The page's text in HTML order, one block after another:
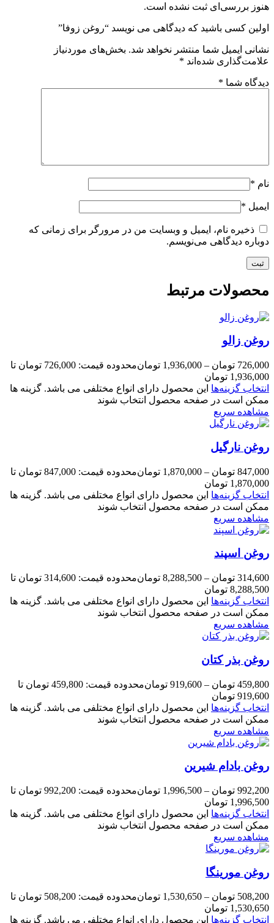
هنوز بررسی‌ای ثبت نشده است.
اولین کسی باشید که دیدگاهی می نویسد “روغن زوفا”
نشانی ایمیل شما منتشر نخواهد شد. بخش‌های موردنیاز
علامت‌گذاری شده‌اند *
دیدگاه شما *
نام *
ایمیل *
ذخیره نام، ایمیل و وبسایت من در مرورگر برای زمانی که
دوباره دیدگاهی می‌نویسم.
محصولات مرتبط
روغن زالو
726,000 تومان –
1,936,000 تومان
محدوده قیمت: 726,000 تومان تا
1,936,000 تومان
انتخاب گزینه‌ها این محصول دارای انواع مختلفی می باشد. گزینه ها
ممکن است در صفحه محصول انتخاب شوند
مشاهده سریع
روغن نارگیل
847,000 تومان –
1,870,000 تومان
محدوده قیمت: 847,000 تومان تا
1,870,000 تومان
انتخاب گزینه‌ها این محصول دارای انواع مختلفی می باشد. گزینه ها
ممکن است در صفحه محصول انتخاب شوند
مشاهده سریع
روغن اسپند
314,600 تومان –
8,288,500 تومان
محدوده قیمت: 314,600 تومان تا
8,288,500 تومان
انتخاب گزینه‌ها این محصول دارای انواع مختلفی می باشد. گزینه ها
ممکن است در صفحه محصول انتخاب شوند
مشاهده سریع
روغن بذر کتان
459,800 تومان –
919,600 تومان
محدوده قیمت: 459,800 تومان تا
919,600 تومان
انتخاب گزینه‌ها این محصول دارای انواع مختلفی می باشد. گزینه ها
ممکن است در صفحه محصول انتخاب شوند
مشاهده سریع
روغن بادام شیرین
992,200 تومان –
1,996,500 تومان
محدوده قیمت: 992,200 تومان تا
1,996,500 تومان
انتخاب گزینه‌ها این محصول دارای انواع مختلفی می باشد. گزینه ها
ممکن است در صفحه محصول انتخاب شوند
مشاهده سریع
روغن مورینگا
508,200 تومان –
1,530,650 تومان
محدوده قیمت: 508,200 تومان تا
1,530,650 تومان
انتخاب گزینه‌ها این محصول دارای انواع مختلفی می باشد. گزینه ها